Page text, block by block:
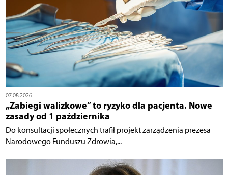
07.08.2026
„Zabiegi walizkowe” to ryzyko dla pacjenta. Nowe
zasady od 1 października
Do konsultacji społecznych trafił projekt zarządzenia prezesa
Narodowego Funduszu Zdrowia,...